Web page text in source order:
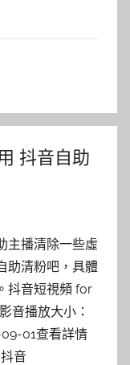
抖音自助
主播清除一些虛
助清粉吧，具體
抖音短視頻 for
音播放大小：
01查看詳情
音